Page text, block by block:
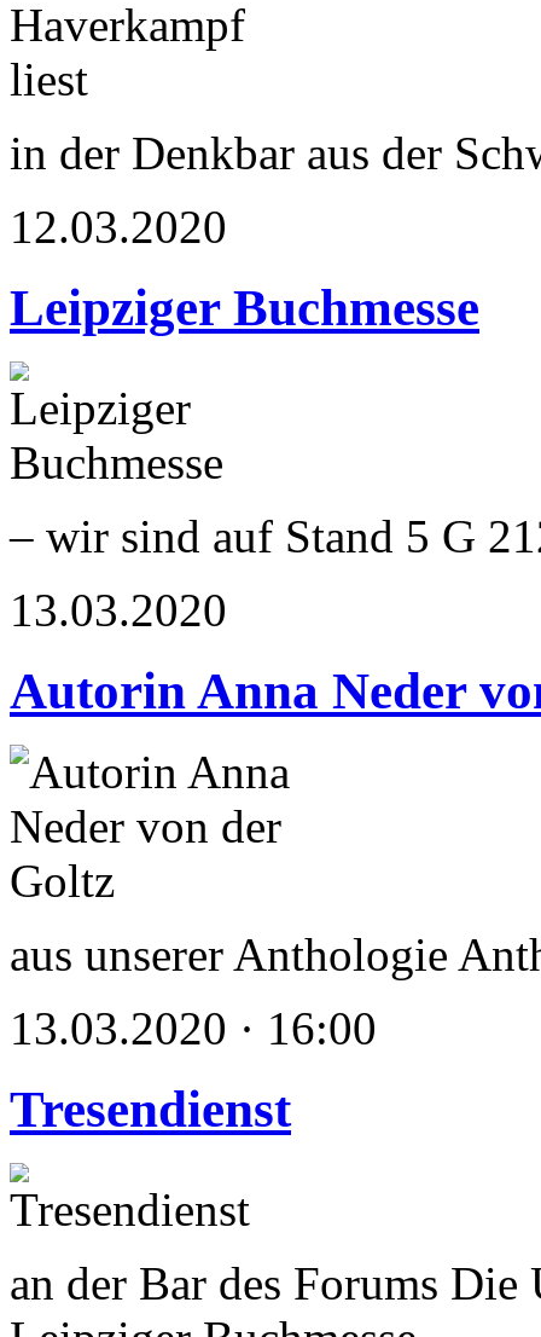
in der Denkbar aus der
12.03.2020
Leipziger Buchmesse
– wir sind auf Stand 5 G
13.03.2020
Autorin Anna Neder
aus unserer Anthologie
13.03.2020 · 16:00
Tresendienst
an der Bar des Forums